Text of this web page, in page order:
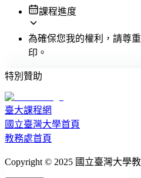
課程進度
為確保您我的權利，請尊
印。
特別贊助
臺大課程網
國立臺灣大學首頁
教務處首頁
Copyright © 2025 國立臺灣大學